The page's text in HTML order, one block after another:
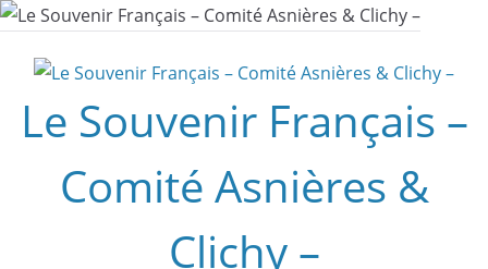
Passer
contenu
Le Souvenir Français –
Comité Asnières &
Clichy –